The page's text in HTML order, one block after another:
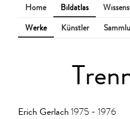
Home Bildatlas
Werke
Künstler
Erich Gerlach 1975 - 1976